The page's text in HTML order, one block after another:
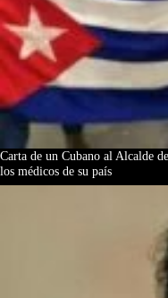
Carta de un Cubano al Alcalde
los médicos de su país